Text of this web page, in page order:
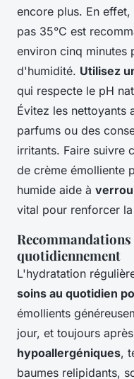
encore plus. En
pas 35°C est
environ cinq minutes
d'humidité. Utilisez
qui respecte le pH
Évitez les nettoyants
parfums ou des
irritants. Faire suivre
de crème émolliente
humide aide à
vital pour renforcer
quotidiennement
L'hydratation
soins au quotidien
émollients
jour, et toujours
hypoallergéniques,
baumes relipidants,